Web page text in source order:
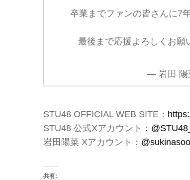
卒業までファンの皆さんに7
最後まで応援よろしくお願
— 岩田 陽
STU48 OFFICIAL WEB SITE：
STU48 公式Xアカウント：
岩田陽菜 Xアカウント：
共有: